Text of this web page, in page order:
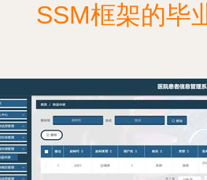
SSM框架的毕